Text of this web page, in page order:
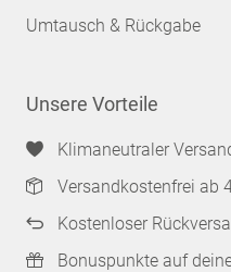
Umtausch & Rückgabe
Unsere Vorteile
Klimaneutraler
Versandkostenfrei ab
Kostenloser
Bonuspunkte auf